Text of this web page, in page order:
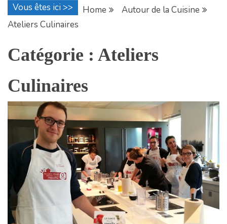
Vous êtes ici >> Home
Autour de la Cuisine
Ateliers Culinaires
Catégorie : Ateliers
Culinaires